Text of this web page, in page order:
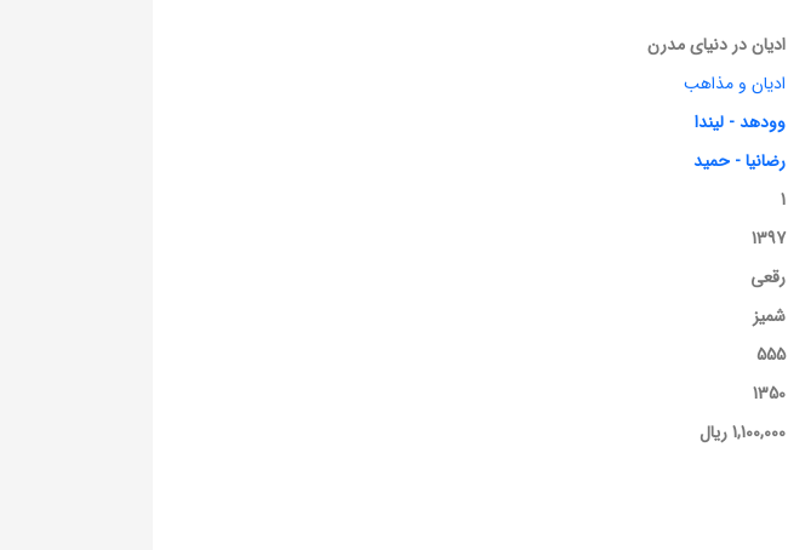
ادیان در دنیای مدرن
ادیان و مذاهب
وودهد - لیندا
رضانیا - حمید
1
1397
رقعی
شمیز
555
1350
1,100,000 ریال